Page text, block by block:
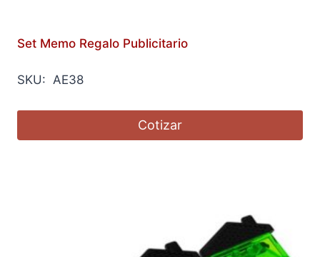
Set Memo Regalo Publicitario
SKU: AE38
Cotizar